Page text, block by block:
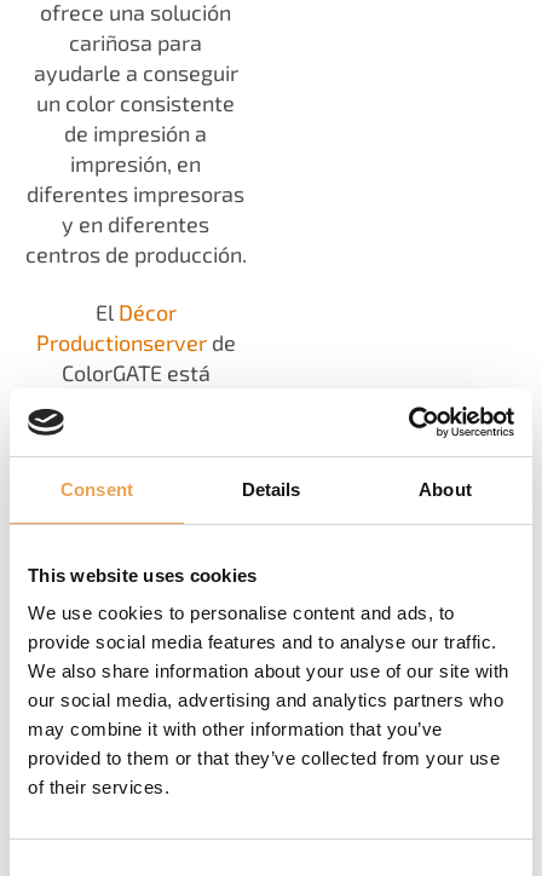
Consent Details About
This website uses cookies
We use cookies to personalise content and ads, to
provide social media features and to analyse our traffic.
We also share information about your use of our site with
our social media, advertising and analytics partners who
may combine it with other information that you’ve
provided to them or that they’ve collected from your use
of their services.
ofrece una solución
cariñosa para
ayudarle a conseguir
un color consistente
de impresión a
impresión, en
diferentes impresoras
y en diferentes
centros de producción.
El Décor
Productionserverde
ColorGATE está
equipado con potentes
herramientas que le
permiten producir
fácilmente
impresiones de color
reproducirlas con
precisión. Combinado
con latecnología
Fingerprinty elColor
Correction Loop
Modulealcanzará
nuevas cotas de
consistencia,